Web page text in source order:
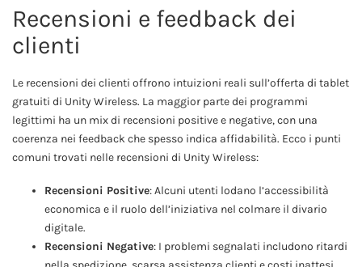
Recensioni e feedback dei
clienti
Le recensioni dei clienti offrono intuizioni reali sull’offerta di tablet
gratuiti di Unity Wireless. La maggior parte dei programmi
legittimi ha un mix di recensioni positive e negative, con una
coerenza nei feedback che spesso indica affidabilità. Ecco i punti
comuni trovati nelle recensioni di Unity Wireless:
Recensioni Positive: Alcuni utenti lodano l’accessibilità
economica e il ruolo dell’iniziativa nel colmare il divario
digitale.
Recensioni Negative: I problemi segnalati includono ritardi